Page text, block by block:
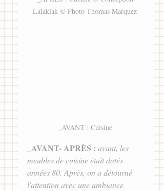
Lalaklak © Photo Thomas Marquez
_AVANT : Cuisine
AVANT- ​APRÈS : avant, les
meubles de cuisine était datés
années 80. Après, on a détourné
l'attention avec une ambiance